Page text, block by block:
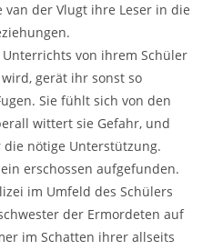
der Vlugt ihre Leser in die
von ihrem Schüler
gerät ihr sonst so
Sie fühlt sich von den
wittert sie Gefahr, und
nötige Unterstützung.
erschossen aufgefunden.
im Umfeld des Schülers
der Ermordeten auf
im Schatten ihrer allseits